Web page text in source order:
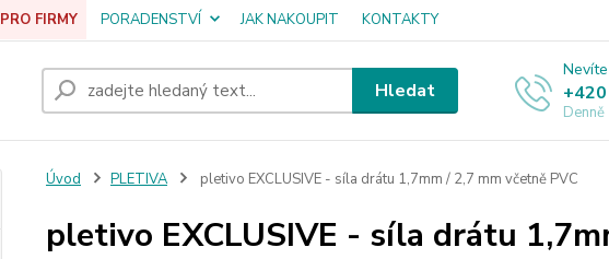
PRO FIRMY PORADENSTVÍ JAK NAKOUPIT KONTAKTY
Hledat
Úvod PLETIVA pletivo EXCLUSIVE - síla drátu 1,7mm / 2,7 mm včetně PVC
pletivo EXCLUSIVE - síla drátu